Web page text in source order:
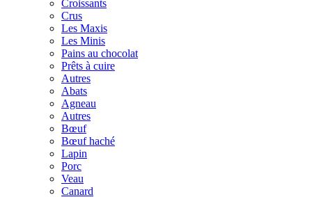
Croissants
Crus
Les Maxis
Les Minis
Pains au chocolat
Prêts à cuire
Autres
Abats
Agneau
Autres
Bœuf
Bœuf haché
Lapin
Porc
Veau
Canard